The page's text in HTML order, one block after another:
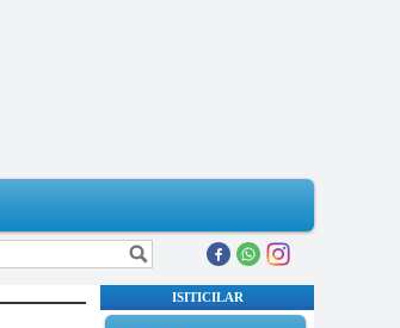
ISITICILAR